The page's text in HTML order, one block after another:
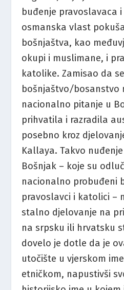
buđenje pravoslavaca
osmanska vlast
bošnjaštva, kao
okupi i muslimane, i
katolike. Zamisao da
bošnjaštvo/bosanstvo
nacionalno pitanje u
prihvatila i razradila
posebno kroz
Kallaya. Takvo
Bošnjak – koje su
nacionalno probuđeni
pravoslavci i katolici –
stalno djelovanje na
na srpsku ili hrvatsku
dovelo je dotle da je
utočište u vjerskom
etničkom, napustivši